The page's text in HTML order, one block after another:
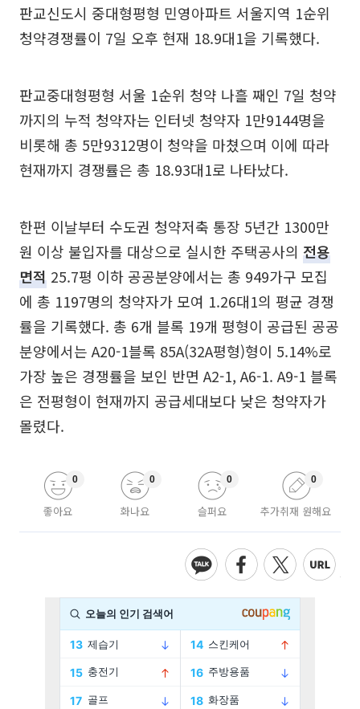
판교신도시 중대형평형 민영아파트 서울지역 1순위
청약경쟁률이 7일 오후 현재 18.9대1을 기록했다.
판교중대형평형 서울 1순위 청약 나흘 째인 7일 청약
까지의 누적 청약자는 인터넷 청약자 1만9144명을
비롯해 총 5만9312명이 청약을 마쳤으며 이에 따라
현재까지 경쟁률은 총 18.93대1로 나타났다.
한편 이날부터 수도권 청약저축 통장 5년간 1300만
원 이상 불입자를 대상으로 실시한 주택공사의 전용
면적 25.7평 이하 공공분양에서는 총 949가구 모집
에 총 1197명의 청약자가 모여 1.26대1의 평균 경쟁
률을 기록했다. 총 6개 블록 19개 평형이 공급된 공공
분양에서는 A20-1블록 85A(32A평형)형이 5.14%로
가장 높은 경쟁률을 보인 반면 A2-1, A6-1. A9-1 블록
은 전평형이 현재까지 공급세대보다 낮은 청약자가
몰렸다.
좋아요
0
화나요
0
슬퍼요
0
추가취재 원해요
0